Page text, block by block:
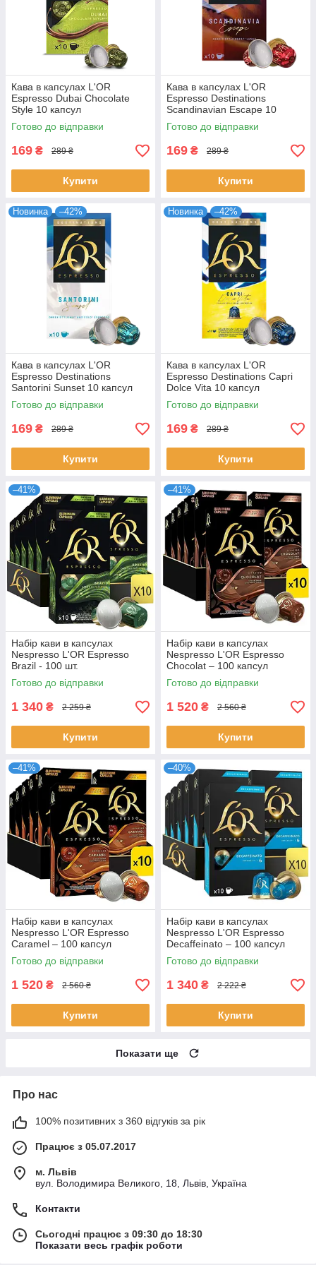
Кава в капсулах L'OR
Espresso Dubai Chocolate
Style 10 капсул
Готово до відправки
169 ₴ 289 ₴
Купити
Кава в капсулах L'OR
Espresso Destinations
Scandinavian Escape 10
капсул
Готово до відправки
169 ₴ 289 ₴
Купити
Новинка –42%
Кава в капсулах L'OR
Espresso Destinations
Santorini Sunset 10 капсул
Готово до відправки
169 ₴ 289 ₴
Купити
Новинка –42%
Кава в капсулах L'OR
Espresso Destinations Capri
Dolce Vita 10 капсул
Готово до відправки
169 ₴ 289 ₴
Купити
–41%
Набір кави в капсулах
Nespresso L'OR Espresso
Brazil - 100 шт.
Готово до відправки
1 340 ₴ 2 259 ₴
Купити
–41%
Набір кави в капсулах
Nespresso L'OR Espresso
Chocolat – 100 капсул
Готово до відправки
1 520 ₴ 2 560 ₴
Купити
–41%
Набір кави в капсулах
Nespresso L'OR Espresso
Caramel – 100 капсул
Готово до відправки
1 520 ₴ 2 560 ₴
Купити
–40%
Набір кави в капсулах
Nespresso L'OR Espresso
Decaffeinato – 100 капсул
Готово до відправки
1 340 ₴ 2 222 ₴
Купити
Показати ще
Про нас
100% позитивних з 360 відгуків за рік
Працює з 05.07.2017
м. Львів
вул. Володимира Великого, 18, Львів, Україна
Контакти
Сьогодні працює з 09:30 до 18:30
Показати весь графік роботи